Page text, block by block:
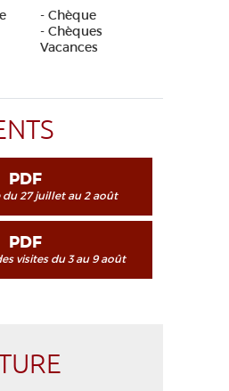
- Chèque
- Chèques
Vacances
PDF
27 juillet au 2 août
PDF
visites du 3 au 9 août